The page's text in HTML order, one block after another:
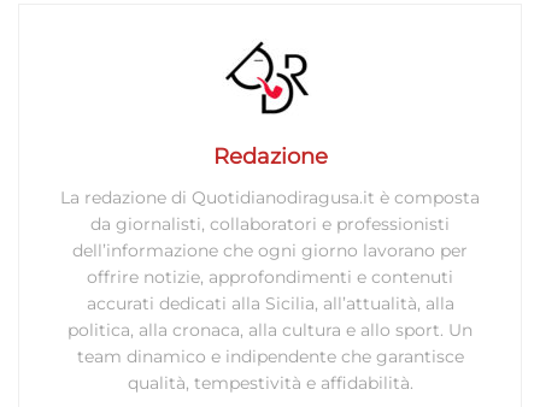
Redazione
La redazione di Quotidianodiragusa.it è composta
da giornalisti, collaboratori e professionisti
dell’informazione che ogni giorno lavorano per
offrire notizie, approfondimenti e contenuti
accurati dedicati alla Sicilia, all’attualità, alla
politica, alla cronaca, alla cultura e allo sport. Un
team dinamico e indipendente che garantisce
qualità, tempestività e affidabilità.